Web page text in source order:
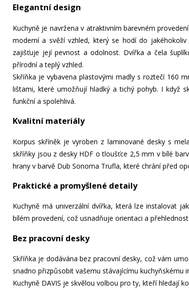
Elegantní design
Kuchyně je navržena v atraktivním barevném
moderní a svěží vzhled, který se hodí do
zajišťuje její pevnost a odolnost. Dvířka a čela
přírodní a teplý vzhled.
Skříňka je vybavena plastovými madly s roztečí 160
lištami, které umožňují hladký a tichý pohyb. I když
funkční a spolehlivá.
Kvalitní materiály
Korpus skříněk je vyroben z laminované desky s
skříňky jsou z desky HDF o tloušťce 2,5 mm v bílé
hrany v barvě Dub Sonoma Trufla, které chrání před
Praktické a promyšlené detaily
Kuchyně má univerzální dvířka, která lze instalovat
bílém provedení, což usnadňuje orientaci a přehlednost.
Bez pracovní desky
Skříňka je dodávána bez pracovní desky, což vám
snadno přizpůsobit vašemu stávajícímu kuchyňskému
Kuchyně DAVIS je skvělou volbou pro ty, kteří hledají